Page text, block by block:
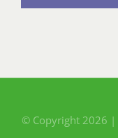
© Copyright 2026 |